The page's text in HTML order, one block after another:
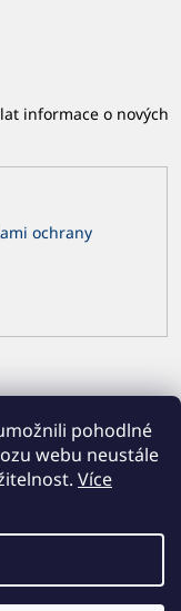
pohodlné
webu neustále
Více
informace o nových
ochrany